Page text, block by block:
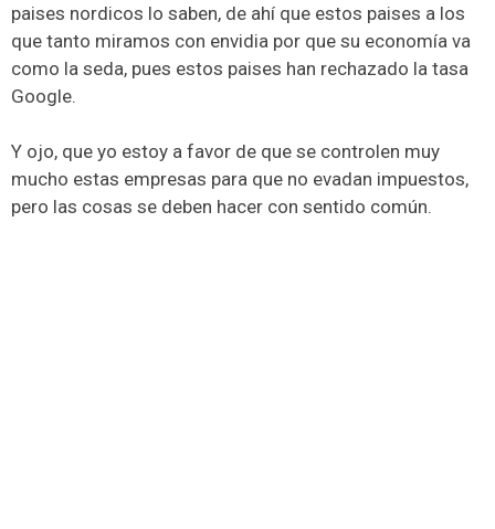
paises nordicos lo saben, de ahí que estos paises a los
que tanto miramos con envidia por que su economía va
como la seda, pues estos paises han rechazado la tasa
Google.
Y ojo, que yo estoy a favor de que se controlen muy
mucho estas empresas para que no evadan impuestos,
pero las cosas se deben hacer con sentido común.